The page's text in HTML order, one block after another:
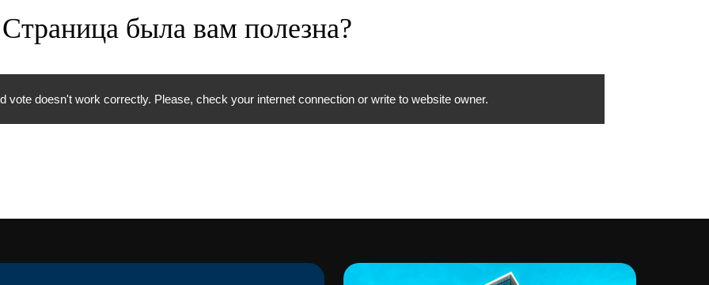
Страница была вам полезна?
vote doesn't work correctly. Please, check your internet connection or write to website owner.